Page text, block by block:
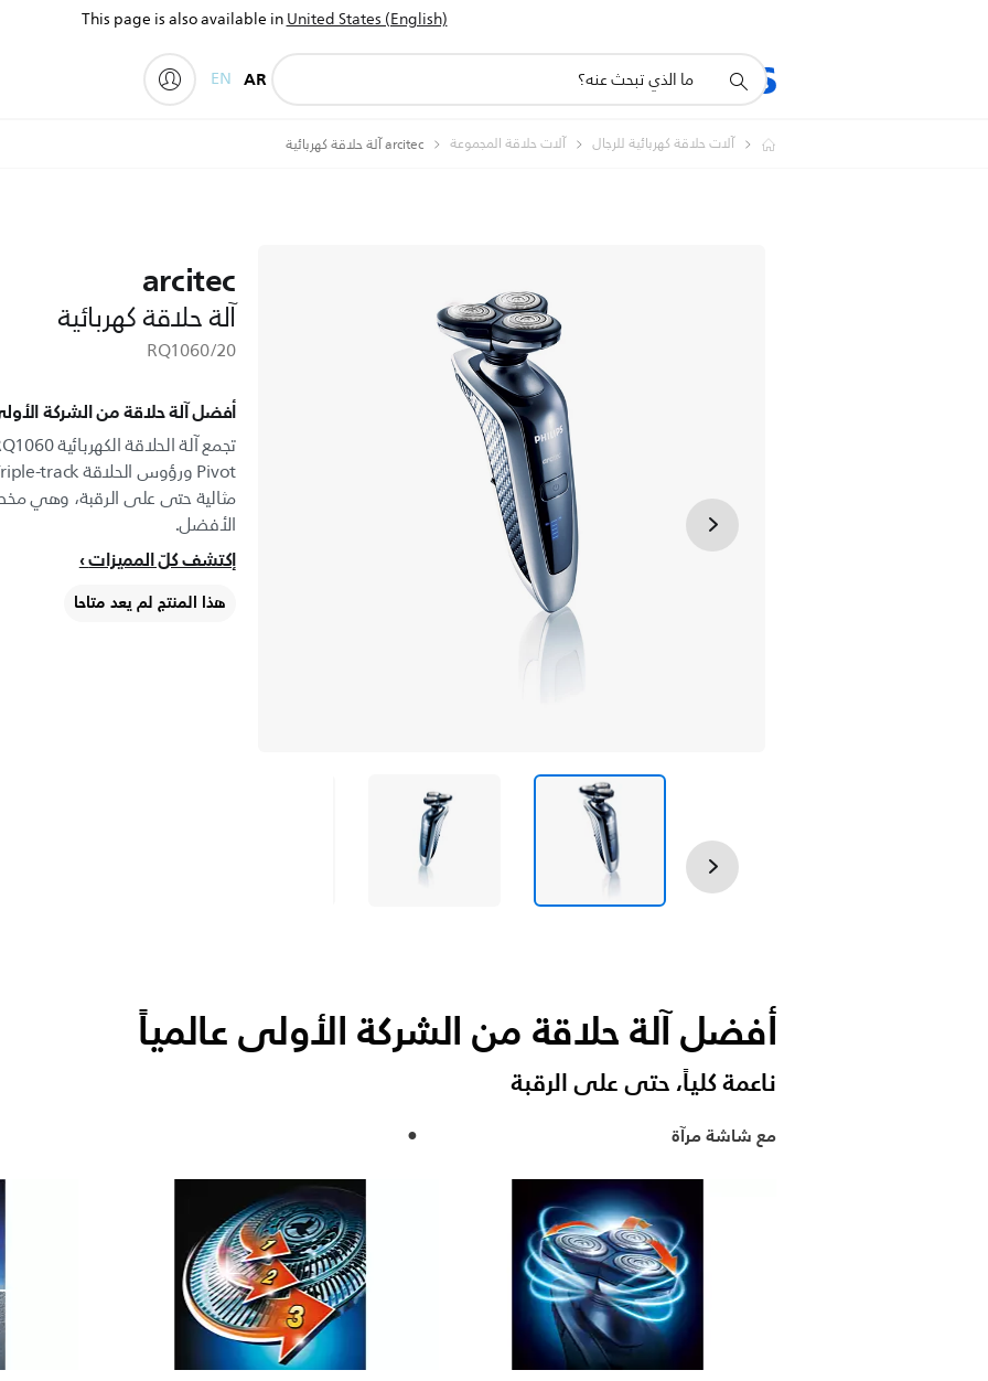
This page is also available inUnited States (English)
المنتجات
أيقونة
دعم
AR
EN
آلات حلاقة كهربائية للرجال آلات حلاقة المجموعة arcitec آلة حلاقة كهربائية
arcitec
آلة حلاقة كهربائية
RQ1060/20
أفضل آلة حلاقة من الشركة
مثالية حتى على الرقبة، وهي
الأفضل.
إكتشف كلّ المميزات
هذا المنتج لم يعد متاحا
أفضل آلة حلاقة من الشركة الأولى عالمياً
ناعمة كلياً، حتى على الرقبة
مع شاشة مرآة